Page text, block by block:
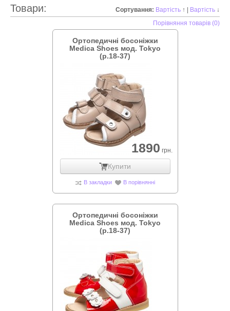
Сортування: Вартість ↑ | Вартість ↓
Товари:
Порівняння товарів (0)
Ортопедичні босоніжки
Medica Shoes мод. Tokyo
(р.18-37)
1890 грн.
Купити
В закладки В порівнянні
Ортопедичні босоніжки
Medica Shoes мод. Tokyo
(р.18-37)